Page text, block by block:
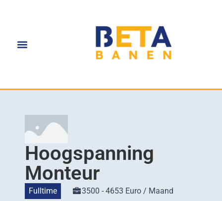
Hoogspanning
Monteur
Fulltime 3500 - 4653 Euro / Maand